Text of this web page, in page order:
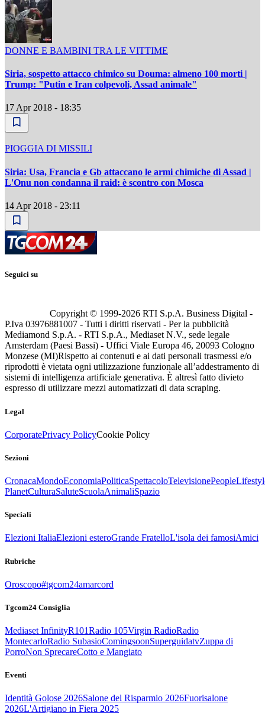
DONNE E BAMBINI TRA LE VITTIME
Siria, sospetto attacco chimico su Douma: almeno 100 morti |
Trump: "Putin e Iran colpevoli, Assad animale"
17 Apr 2018 - 18:35
PIOGGIA DI MISSILI
Siria: Usa, Francia e Gb attaccano le armi chimiche di Assad |
L'Onu non condanna il raid: è scontro con Mosca
14 Apr 2018 - 23:11
Seguici su
Copyright © 1999-2026 RTI S.p.A. Business Digital -
P.Iva 03976881007 - Tutti i diritti riservati - Per la pubblicità
Mediamond S.p.A. - RTI S.p.A., Mediaset N.V., sede legale
Amsterdam (Paesi Bassi) - Uffici Viale Europa 46, 20093 Cologno
Monzese (MI)Rispetto ai contenuti e ai dati personali trasmessi e/o
riprodotti è vietata ogni utilizzazione funzionale all’addestramento di
sistemi di intelligenza artificiale generativa. È altresì fatto divieto
espresso di utilizzare mezzi automatizzati di data scraping.
Legal
CorporatePrivacy PolicyCookie Policy
Sezioni
CronacaMondoEconomiaPoliticaSpettacoloTelevisionePeople
PlanetCulturaSaluteScuolaAnimaliSpazio
Speciali
Elezioni ItaliaElezioni esteroGrande FratelloL'isola dei famosiAmici
Rubriche
Oroscopo#tgcom24amarcord
Tgcom24 Consiglia
Mediaset InfinityR101Radio 105Virgin RadioRadio
MontecarloRadio SubasioComingsoonSuperguidatvZuppa di
PorroNon SprecareCotto e Mangiato
Eventi
Identità Golose 2026Salone del Risparmio 2026Fuorisalone
2026L'Artigiano in Fiera 2025